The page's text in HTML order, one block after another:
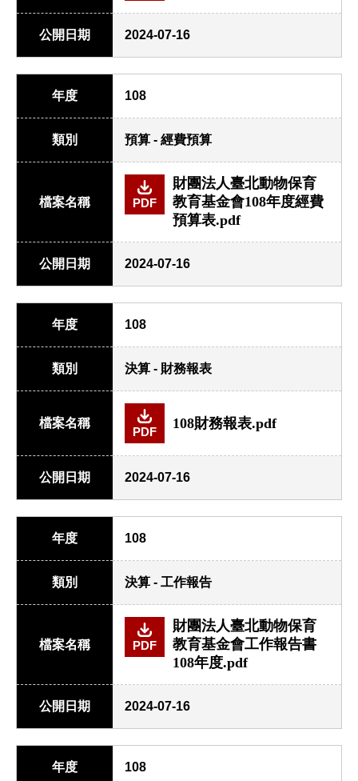
公開日期 2024-07-16
年度 108
類別 預算 - 經費預算
檔案名稱 PDF
財團法人臺北動物保育
教育基金會108年度經費
預算表.pdf
公開日期 2024-07-16
年度 108
類別 決算 - 財務報表
檔案名稱
PDF
108財務報表.pdf
公開日期 2024-07-16
年度 108
類別 決算 - 工作報告
檔案名稱 PDF
財團法人臺北動物保育
教育基金會工作報告書
108年度.pdf
公開日期 2024-07-16
年度 108